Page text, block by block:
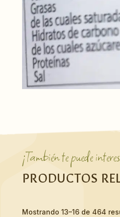
¡También te puede
PRODUCTOS
Mostrando 13–16 de 464